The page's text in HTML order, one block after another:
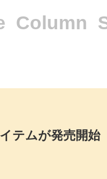
Column
テムが発売開始